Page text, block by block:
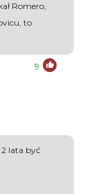
Romero,
to
9
lata być